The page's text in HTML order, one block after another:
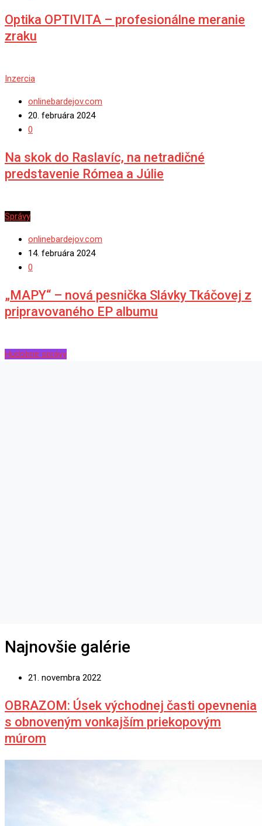
Optika OPTIVITA – profesionálne meranie
zraku
Inzercia
onlinebardejov.com
20. februára 2024
0
Na skok do Raslavíc, na netradičné
predstavenie Rómea a Júlie
Správy
onlinebardejov.com
14. februára 2024
0
„MAPY“ – nová pesnička Slávky Tkáčovej z
pripravovaného EP albumu
Hudobné správy
Najnovšie galérie
21. novembra 2022
OBRAZOM: Úsek východnej časti opevnenia
s obnoveným vonkajším priekopovým
múrom